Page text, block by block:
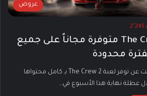
عروض
2٬245
لعبة The Crew 2 متوفرة مجاناً على جميع
محدودة
أعلنت يوبي سوفت عن توفر لعبة The Crew 2 بـ كامل محتواها
عطلة نهاية هذا الأسبوع في…